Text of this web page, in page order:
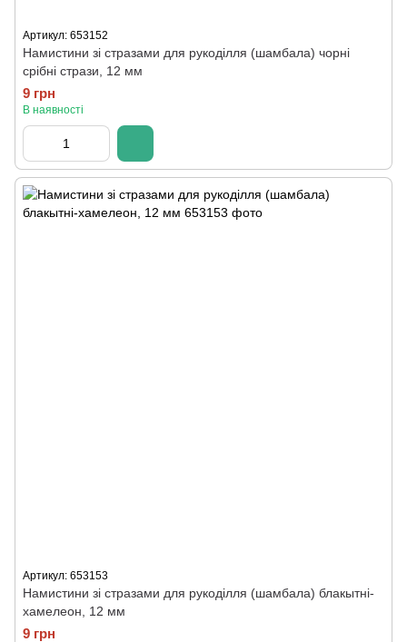
Артикул: 653152
Намистини зі стразами для рукоділля (шамбала) чорні
срібні стрази, 12 мм
9 грн
В наявності
Артикул: 653153
Намистини зі стразами для рукоділля (шамбала) блакытні-
хамелеон, 12 мм
9 грн